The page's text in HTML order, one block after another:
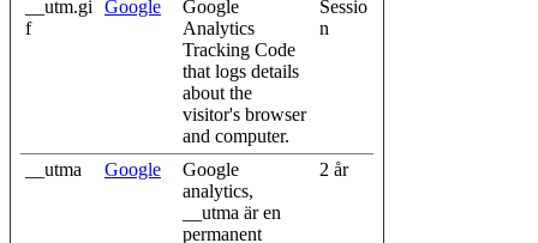
__utm.gi
f
Google
Google
Analytics
Tracking Code
that logs details
about the
visitor's browser
and computer.
Sessio
n
__utma Google
Google
analytics,
__utma är en
permanent
2 år